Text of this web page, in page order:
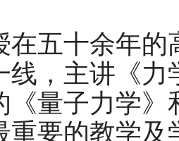
在五十余年
线，主讲《
《量子力学
重要的教学